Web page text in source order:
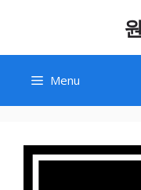
content
Menu